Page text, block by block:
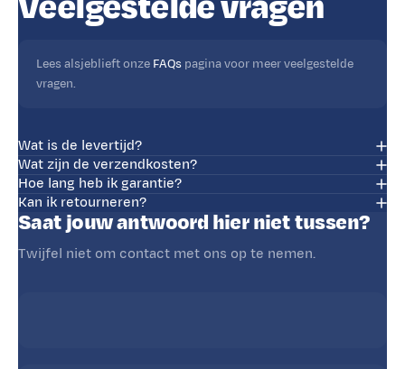
Lees alsjeblieft onze FAQs pagina voor meer veelgestelde
vragen.
Wat is de levertijd?
Wat zijn de verzendkosten?
Hoe lang heb ik garantie?
Kan ik retourneren?
Saat jouw antwoord hier niet tussen?
Twijfel niet om contact met ons op te nemen.